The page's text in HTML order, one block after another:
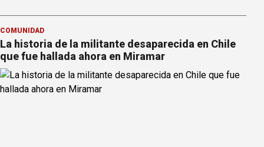
COMUNIDAD
La historia de la militante desaparecida en Chile
que fue hallada ahora en Miramar